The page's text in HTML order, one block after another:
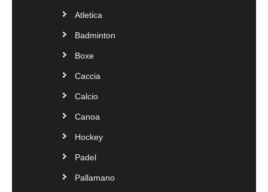
Atletica
Badminton
Boxe
Caccia
Calcio
Canoa
Hockey
Padel
Pallamano